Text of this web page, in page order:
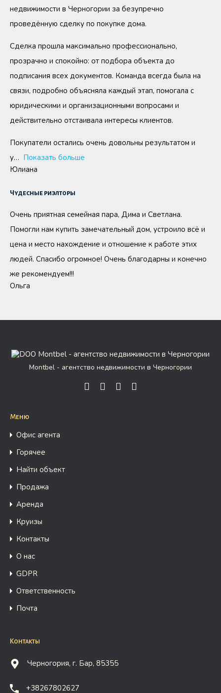
недвижимости в Черногории за безупречно
проведённую сделку по покупке дома.
Сделка прошла максимально профессионально,
прозрачно и спокойно: от подбора объекта до
подписания всех документов. Команда всегда была на
связи, подробно объясняла каждый этап, помогала с
юридическими и организационными вопросами и
действительно отстаивала интересы клиентов.
Покупатели остались очень довольны результатом и
у
Показать больше
Юлиана
Чудесные риэлторы
Очень приятная семейная пара, Дима и Светлана.
Помогли нам купить замечательный дом, устроило всё и
цена и место нахождение и отношение к работе этих
людей. Спасибо огромное! Очень благодарны и конечно
же рекомендуем!!!
Ольга
Montbel - агентство недвижимости в Черногории
Меню
Офис агента
Горячее
Найти объект
Продажа
Аренда
Круизы
Контакты
О нас
GDPR
Ответственность
Почта
Контакты
Черногория, г. Бар, 85355
+38267802627